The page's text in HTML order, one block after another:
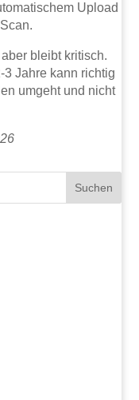
Upload
bleibt kritisch.
Jahre kann richtig
umgeht und nicht